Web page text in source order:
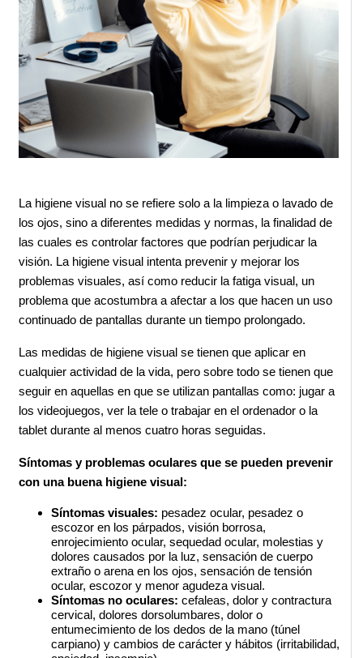
La higiene visual no se refiere solo a la limpieza o lavado de
los ojos, sino a diferentes medidas y normas, la finalidad de
las cuales es controlar factores que podrían perjudicar la
visión. La higiene visual intenta prevenir y mejorar los
problemas visuales, así como reducir la fatiga visual, un
problema que acostumbra a afectar a los que hacen un uso
continuado de pantallas durante un tiempo prolongado.
Las medidas de higiene visual se tienen que aplicar en
cualquier actividad de la vida, pero sobre todo se tienen que
seguir en aquellas en que se utilizan pantallas como: jugar a
los videojuegos, ver la tele o trabajar en el ordenador o la
tablet durante al menos cuatro horas seguidas.
Síntomas y problemas oculares que se pueden prevenir
con una buena higiene visual:
Síntomas visuales: pesadez ocular, pesadez o
escozor en los párpados, visión borrosa,
enrojecimiento ocular, sequedad ocular, molestias y
dolores causados por la luz, sensación de cuerpo
extraño o arena en los ojos, sensación de tensión
ocular, escozor y menor agudeza visual.
Síntomas no oculares: cefaleas, dolor y contractura
cervical, dolores dorsolumbares, dolor o
entumecimiento de los dedos de la mano (túnel
carpiano) y cambios de carácter y hábitos (irritabilidad,